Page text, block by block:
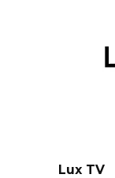
Lux TV